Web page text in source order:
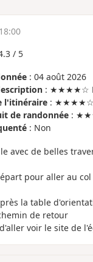
/ 5
: 04 août 2026
: ★★★★☆
l'itinéraire: ★★★★☆
de randonnée:
: Non
avec de belles
pour aller au
la table
de retour
voir le site de